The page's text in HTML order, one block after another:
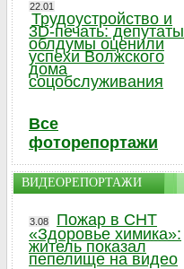
22.01
Трудоустройство и
3D-печать: депутаты
облдумы оценили
успехи Волжского
дома
соцобслуживания
Все
фоторепортажи
ВИДЕОРЕПОРТАЖИ
3.08
Пожар в СНТ
«Здоровье химика»:
житель показал
пепелище на видео